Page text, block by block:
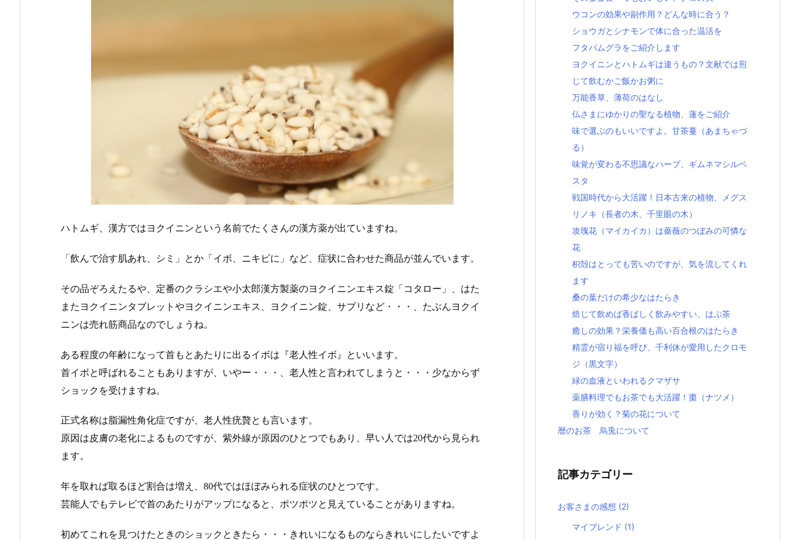
ハトムギ、漢方ではヨクイニンという名前でたくさんの漢方薬が出ていますね。
「飲んで治す肌あれ、シミ」とか「イボ、ニキビに」など、症状に合わせた商品が並んでいます。
その品ぞろえたるや、定番のクラシエや小太郎漢方製薬のヨクイニンエキス錠「コタロー」、はた
またヨクイニンタブレットやヨクイニンエキス、ヨクイニン錠、サプリなど・・・、たぶんヨクイ
ニンは売れ筋商品なのでしょうね。
ある程度の年齢になって首もとあたりに出るイボは『老人性イボ』といいます。
首イボと呼ばれることもありますが、いやー・・・、老人性と言われてしまうと・・・少なからず
ショックを受けますね。
正式名称は脂漏性角化症ですが、老人性疣贅とも言います。
原因は皮膚の老化によるものですが、紫外線が原因のひとつでもあり、早い人では20代から見られ
ます。
年を取れば取るほど割合は増え、80代ではほぼみられる症状のひとつです。
芸能人でもテレビで首のあたりがアップになると、ポツポツと見えていることがありますね。
初めてこれを見つけたときのショックときたら・・・きれいになるものならきれいにしたいですよ
ウコンの効果や副作用？どんな時に合う？
ショウガとシナモンで体に合った温活を
フタバムグラをご紹介します
ヨクイニンとハトムギは違うもの？文献では煎
じて飲むかご飯かお粥に
万能香草、薄荷のはなし
仏さまにゆかりの聖なる植物、蓮をご紹介
味で選ぶのもいいですよ。甘茶蔓（あまちゃづ
る）
味覚が変わる不思議なハーブ、ギムネマシルベ
スタ
戦国時代から大活躍！日本古来の植物、メグス
リノキ（長者の木、千里眼の木）
攻瑰花（マイカイカ）は薔薇のつぼみの可憐な
花
枳殻はとっても苦いのですが、気を流してくれ
ます
桑の葉だけの希少なはたらき
焙じて飲めば香ばしく飲みやすい、はぶ茶
癒しの効果？栄養価も高い百合根のはたらき
精霊が宿り福を呼び、千利休が愛用したクロモ
ジ（黒文字）
緑の血液といわれるクマザサ
薬膳料理でもお茶でも大活躍！棗（ナツメ）
香りが効く？菊の花について
暦のお茶 烏兎について
記事カテゴリー
お客さまの感想 (2)
マイブレンド (1)